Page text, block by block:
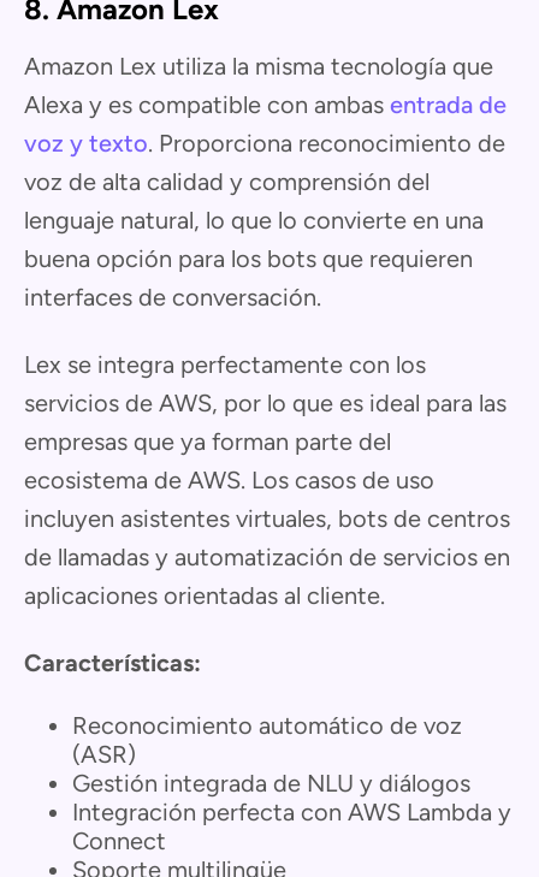
8. Amazon Lex
Amazon Lex utiliza la misma tecnología que
Alexa y es compatible con ambas entrada de
voz y texto. Proporciona reconocimiento de
voz de alta calidad y comprensión del
lenguaje natural, lo que lo convierte en una
buena opción para los bots que requieren
interfaces de conversación.
Lex se integra perfectamente con los
servicios de AWS, por lo que es ideal para las
empresas que ya forman parte del
ecosistema de AWS. Los casos de uso
incluyen asistentes virtuales, bots de centros
de llamadas y automatización de servicios en
aplicaciones orientadas al cliente.
Características:
Reconocimiento automático de voz
(ASR)
Gestión integrada de NLU y diálogos
Integración perfecta con AWS Lambda y
Connect
Soporte multilingüe